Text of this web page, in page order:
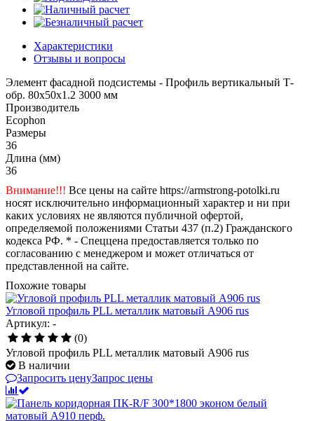
Характеристики
Отзывы и вопросы
Элемент фасадной подсистемы - Профиль вертикальный Т-
обр. 80х50х1.2 3000 мм
Производитель
Ecophon
Размеры
36
Длина (мм)
36
Внимание!!! Все цены на сайте https://armstrong-potolki.ru
носят исключительно информационный характер и ни при
каких условиях не являются публичной офертой,
определяемой положениями Статьи 437 (п.2) Гражданского
кодекса РФ. * - Спеццена предоставляется только по
согласованию с менеджером и может отличаться от
представленной на сайте.
Похожие товары
Угловой профиль PLL металлик матовый А906 rus
Артикул: -
(0)
Угловой профиль PLL металлик матовый А906 rus
В наличии
Запросить ценуЗапрос цены